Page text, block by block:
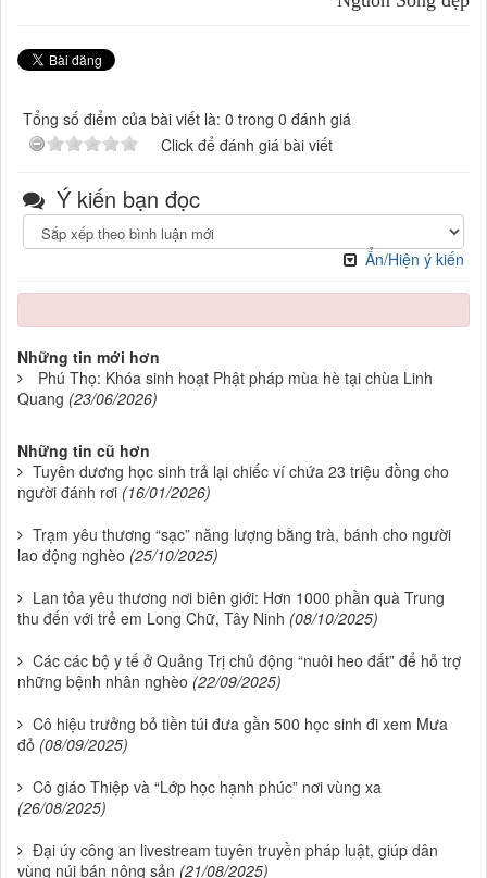
Tổng số điểm của bài viết là: 0 trong 0 đánh giá
Click để đánh giá bài viết
Ý kiến bạn đọc
Ẩn/Hiện ý kiến
Những tin mới hơn
Phú Thọ: Khóa sinh hoạt Phật pháp mùa hè tại chùa Linh
Quang (23/06/2026)
Những tin cũ hơn
Tuyên dương học sinh trả lại chiếc ví chứa 23 triệu đồng cho
người đánh rơi (16/01/2026)
Trạm yêu thương “sạc” năng lượng bằng trà, bánh cho người
lao động nghèo (25/10/2025)
Lan tỏa yêu thương nơi biên giới: Hơn 1000 phần quà Trung
thu đến với trẻ em Long Chữ, Tây Ninh (08/10/2025)
Các các bộ y tế ở Quảng Trị chủ động “nuôi heo đất” để hỗ trợ
những bệnh nhân nghèo (22/09/2025)
Cô hiệu trưởng bỏ tiền túi đưa gần 500 học sinh đi xem Mưa
đỏ (08/09/2025)
Cô giáo Thiệp và “Lớp học hạnh phúc” nơi vùng xa
(26/08/2025)
Đại úy công an livestream tuyên truyền pháp luật, giúp dân
vùng núi bán nông sản (21/08/2025)